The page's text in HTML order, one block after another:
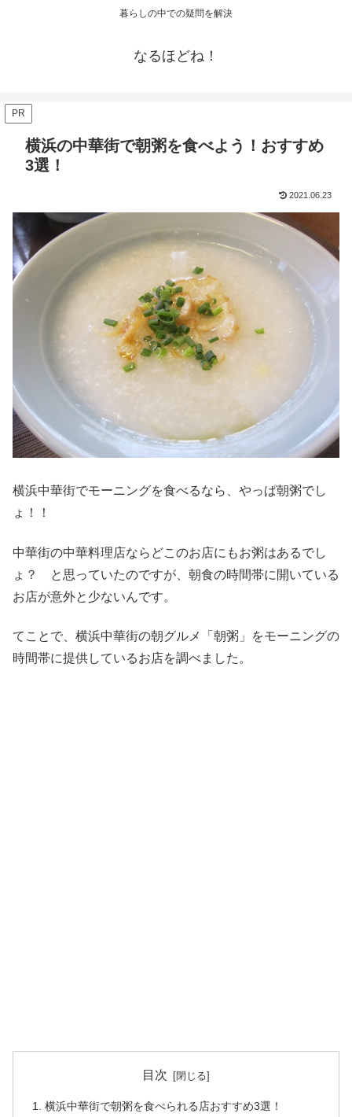
暮らしの中での疑問を解決
なるほどね！
PR
横浜の中華街で朝粥を食べよう！おすすめ
3選！
2021.06.23
横浜中華街でモーニングを食べるなら、やっぱ朝粥でし
ょ！！
中華街の中華料理店ならどこのお店にもお粥はあるでし
ょ？ と思っていたのですが、朝食の時間帯に開いている
お店が意外と少ないんです。
てことで、横浜中華街の朝グルメ「朝粥」をモーニングの
時間帯に提供しているお店を調べました。
目次
横浜中華街で朝粥を食べられる店おすすめ3選！